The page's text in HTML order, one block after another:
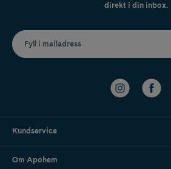
direkt i din inbox.
Fyll i mailadress
Kundservice
Om Apohem